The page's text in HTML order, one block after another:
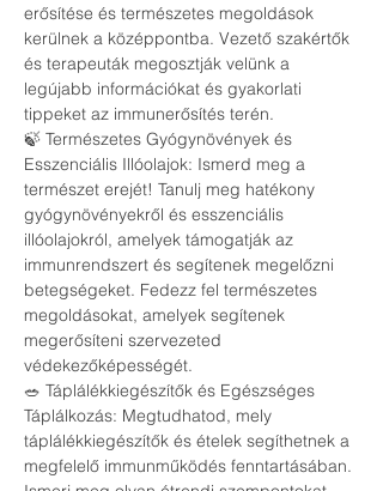
erősítése és természetes megoldások
kerülnek a középpontba. Vezető szakértők
és terapeuták megosztják velünk a
legújabb információkat és gyakorlati
tippeket az immunerősítés terén.
🍃 Természetes Gyógynövények és
Esszenciális Illóolajok: Ismerd meg a
természet erejét! Tanulj meg hatékony
gyógynövényekről és esszenciális
illóolajokról, amelyek támogatják az
immunrendszert és segítenek megelőzni
betegségeket. Fedezz fel természetes
megoldásokat, amelyek segítenek
megerősíteni szervezeted
védekezőképességét.
🥗 Táplálékkiegészítők és Egészséges
Táplálkozás: Megtudhatod, mely
táplálékkiegészítők és ételek segíthetnek a
megfelelő immunműködés fenntartásában.